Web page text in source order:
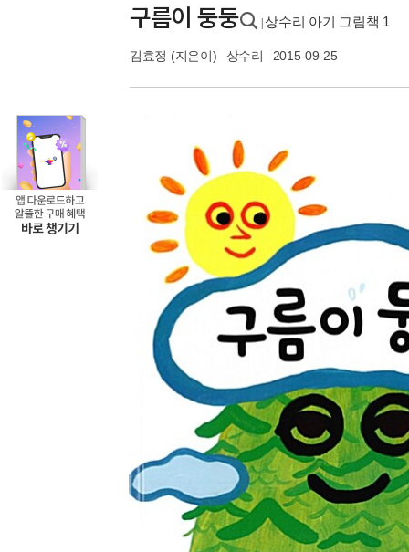
구름이 둥둥 |상수리 아기 그림책 1
김효정 (지은이) 상수리 2015-09-25